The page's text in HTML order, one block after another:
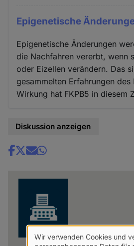
Epigenetische
Epigenetische Änderungen
die Nachfahren vererbt, wenn
oder Eizellen verändern. Das
gesammelten Erfahrungen des
Wirkung hat FKPB5 in diesem
Diskussion anzeigen
Share
Wir verwenden Cookies und